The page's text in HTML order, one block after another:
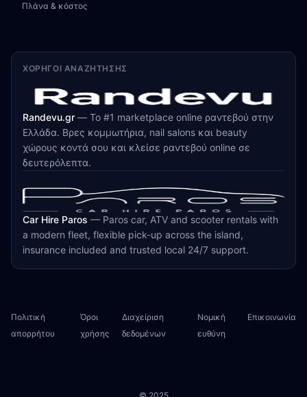
Πλάνα & κόστος
ΧΟΡΗΓΟΊ ΑΝΑΖΉΤΗΣΗΣ
Randevu.gr — Το #1 marketplace online ραντεβού στην
Ελλάδα. Βρες κομμωτήρια, nail salons και beauty
χώρους κοντά σου και κλείσε ραντεβού online σε
δευτερόλεπτα.
Car Hire Paros — Paros car, ATV and scooter rentals with
a modern fleet, flexible pick-up across the island,
insurance included and trusted local 24/7 support.
Πολιτική
απορρήτου
Όροι
χρήσης
Διαχείριση
δεδομένων
Νομική
ευθύνη
Επικοινωνία